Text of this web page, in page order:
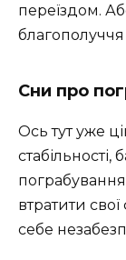
переїздом.
благополуччя
Сни про
Ось тут уже
стабільності,
втратити
себе